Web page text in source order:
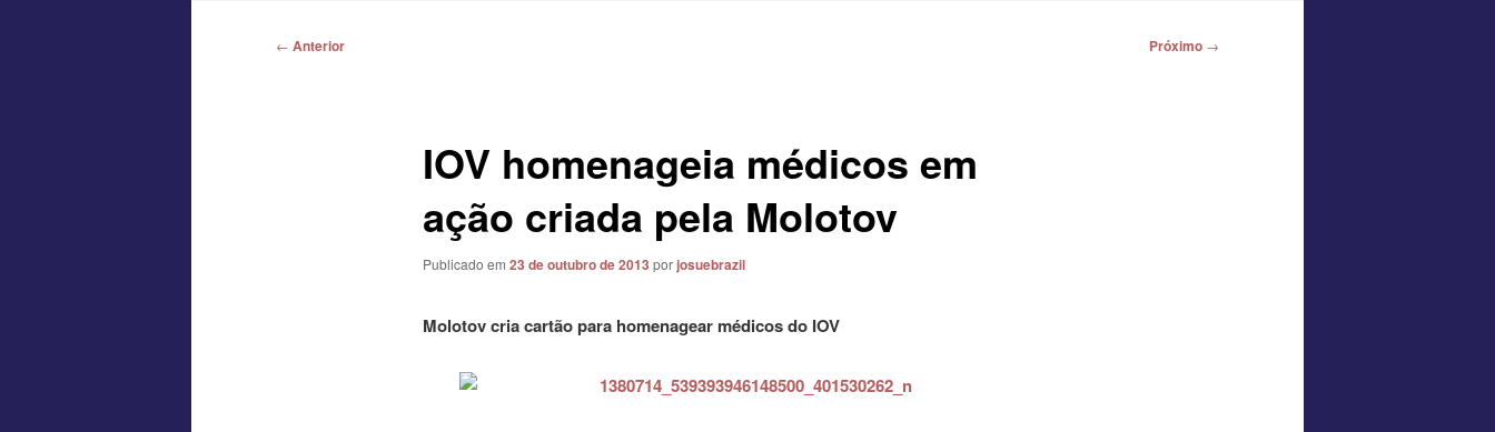
Navegação
← Anterior Próximo →
IOV homenageia médicos em
ação criada pela Molotov
Publicado em 23 de outubro de 2013 porjosuebrazil
Molotov cria cartão para homenagear médicos do IOV